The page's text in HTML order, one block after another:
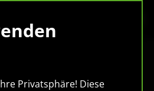
Privatsphäre! Diese